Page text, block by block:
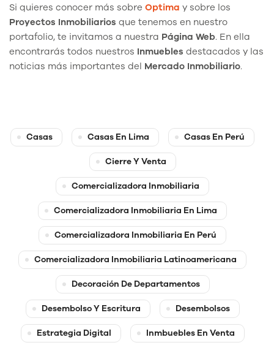
Si quieres conocer más sobre Optima y sobre los
Proyectos Inmobiliarios que tenemos en nuestro
portafolio, te invitamos a nuestra Página Web. En ella
encontrarás todos nuestros Inmuebles destacados y las
noticias más importantes del Mercado Inmobiliario.
Casas Casas En Lima Casas En Perú
Cierre Y Venta
Comercializadora Inmobiliaria
Comercializadora Inmobiliaria En Lima
Comercializadora Inmobiliaria En Perú
Comercializadora Inmobiliaria Latinoamericana
Decoración De Departamentos
Desembolso Y Escritura Desembolsos
Estrategia Digital Inmbuebles En Venta